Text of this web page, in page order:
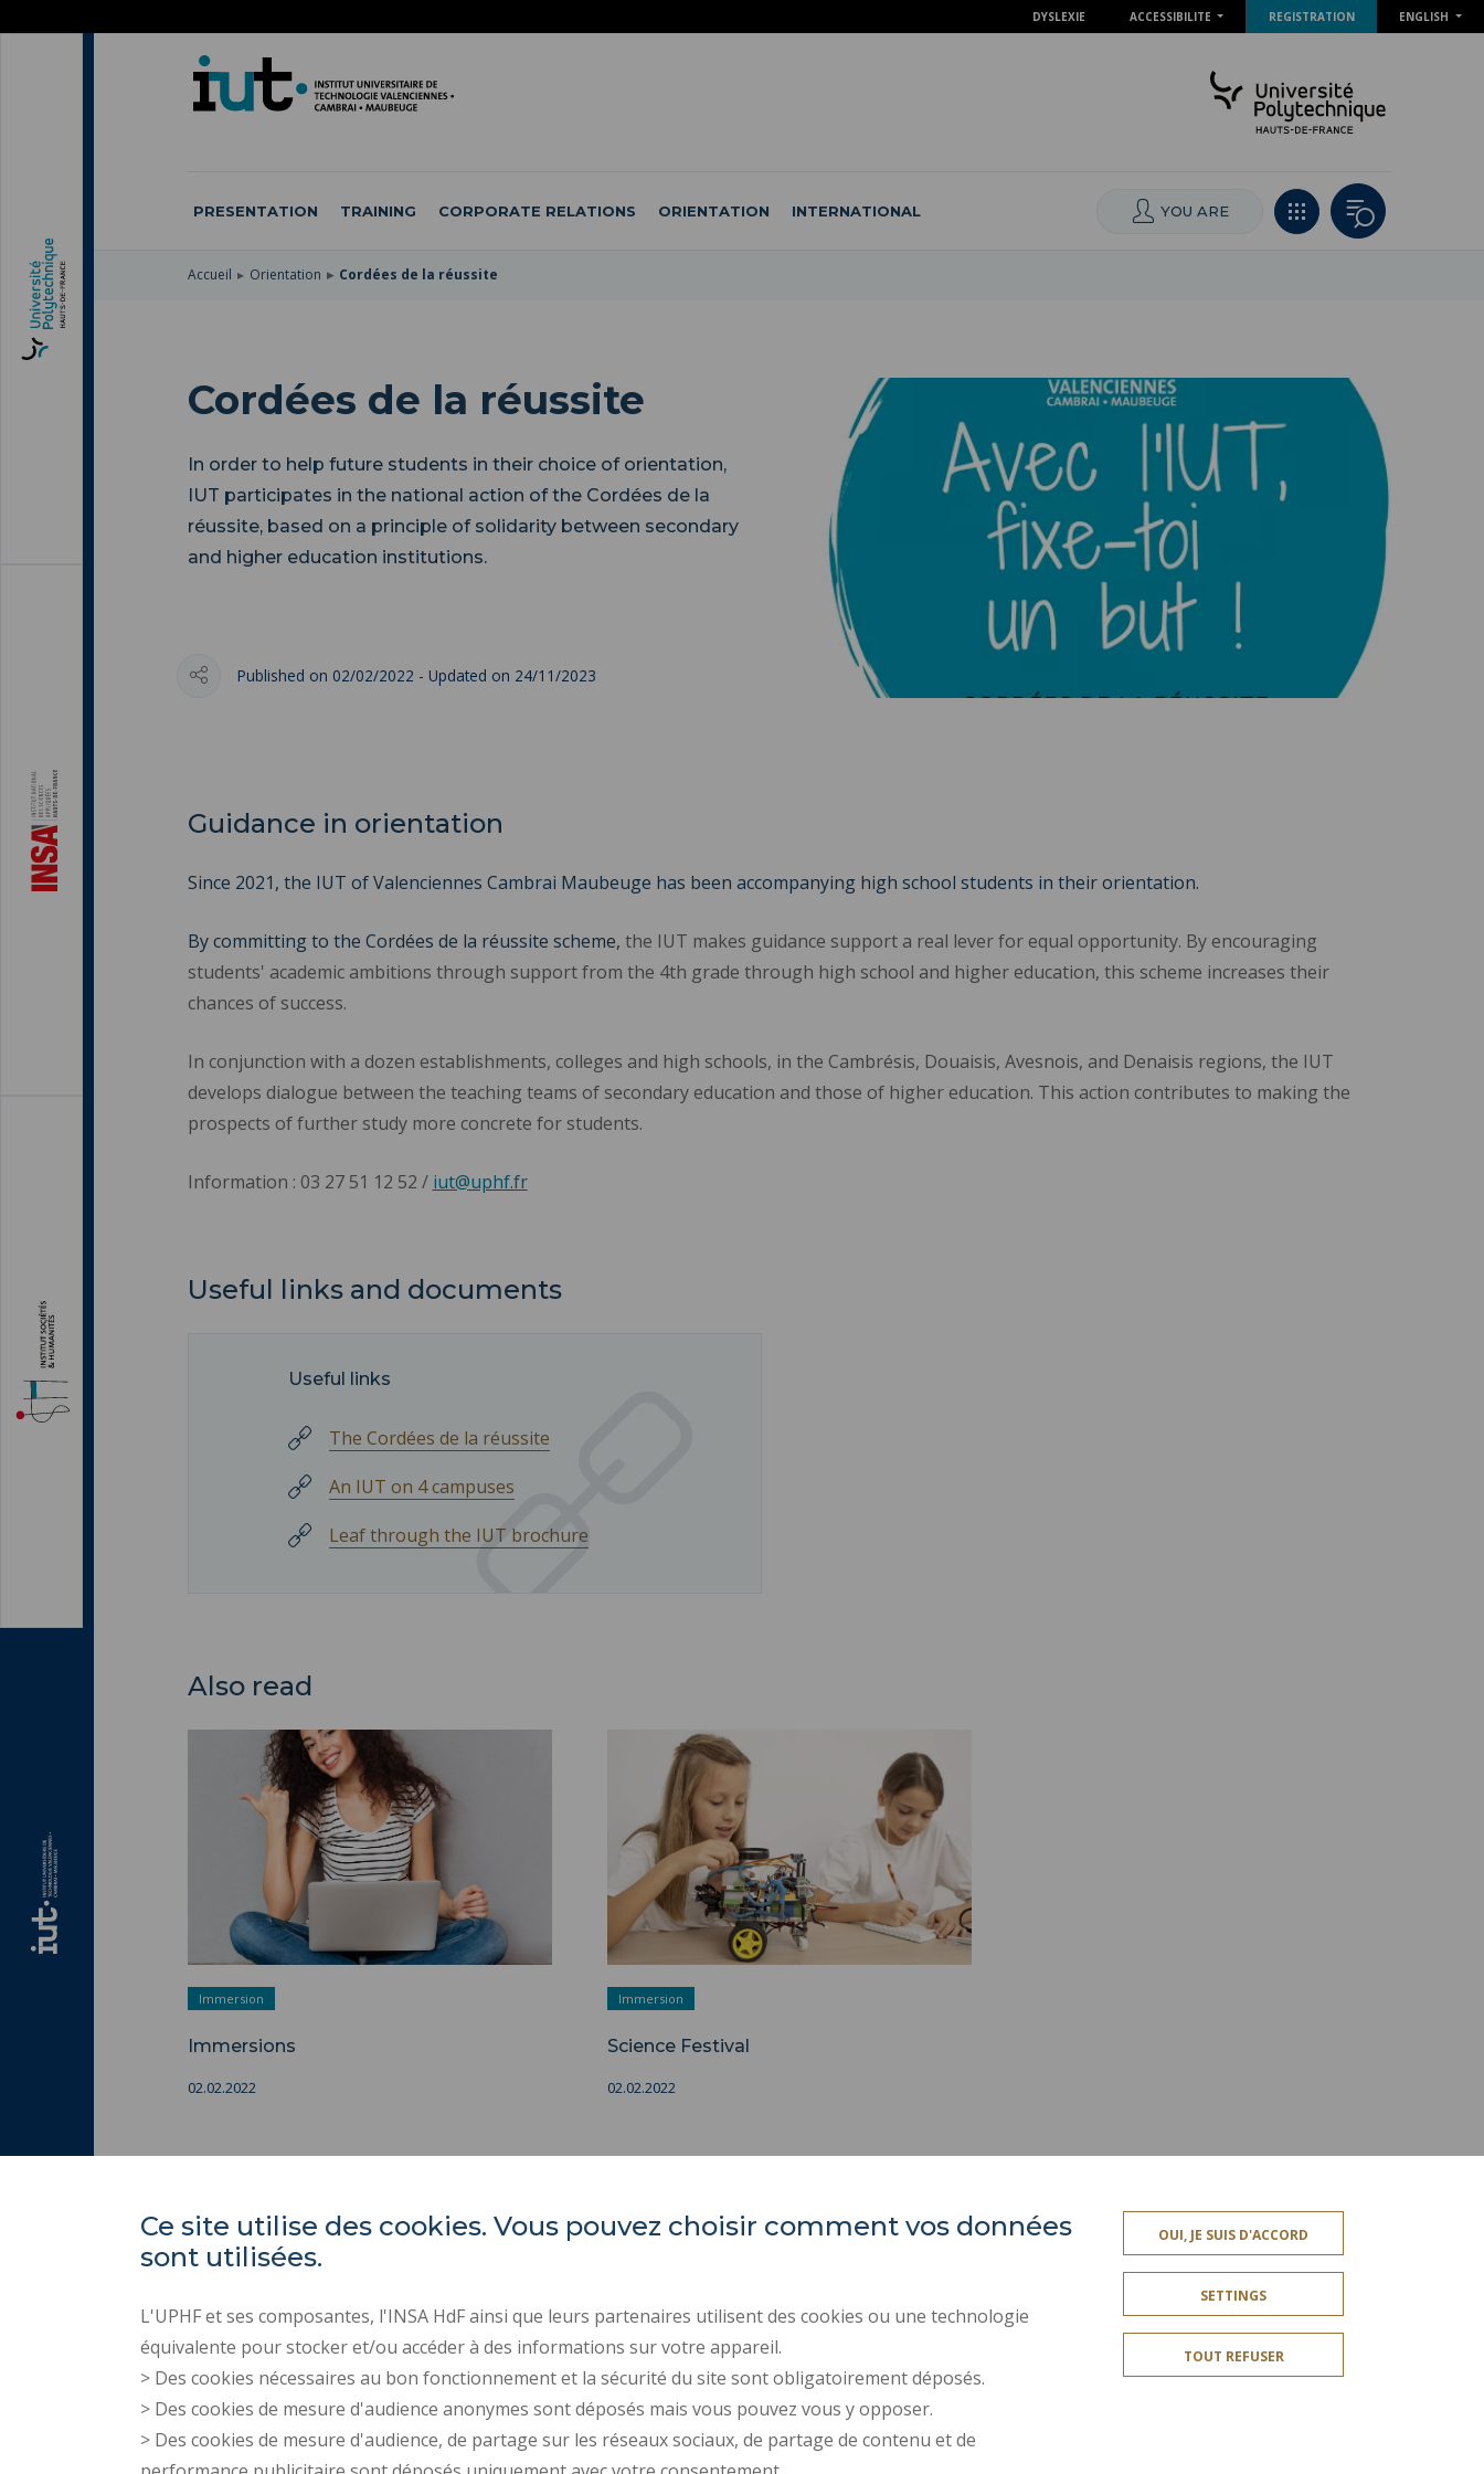
DYSLEXIE ACCESSIBILITE REGISTRATION ENGLISH
PRESENTATION TRAINING CORPORATE RELATIONS ORIENTATION INTERNATIONAL YOU ARE
Accueil Orientation Cordées de la réussite
Cordées de la réussite
In order to help future students in their choice of orientation,
IUT participates in the national action of the Cordées de la
réussite, based on a principle of solidarity between secondary
and higher education institutions.
Published on 02/02/2022 - Updated on 24/11/2023
Guidance in orientation
Since 2021, the IUT of Valenciennes Cambrai Maubeuge has been accompanying high school students in their orientation.
By committing to the Cordées de la réussite scheme, the IUT makes guidance support a real lever for equal opportunity. By encouraging
students' academic ambitions through support from the 4th grade through high school and higher education, this scheme increases their
chances of success.
In conjunction with a dozen establishments, colleges and high schools, in the Cambrésis, Douaisis, Avesnois, and Denaisis regions, the IUT
develops dialogue between the teaching teams of secondary education and those of higher education. This action contributes to making the
prospects of further study more concrete for students.
Information : 03 27 51 12 52 / iut@uphf.fr
Useful links and documents
Useful links
The Cordées de la réussite
An IUT on 4 campuses
Leaf through the IUT brochure
Also read
Immersions ">
Immersion
Immersions
02.02.2022
Science Festival ">
Immersion
Science Festival
02.02.2022
Campus Mont Houy
. 59313 Valenciennes cedex 9
LEGAL INFORMATION
CREDITS
RECRUITMENTS SITE MAP
PERSONAL DATA
COOKIE MANAGEMENT
Ce site utilise des cookies. Vous pouvez choisir comment vos données
sont utilisées.
L'UPHF et ses composantes, l'INSA HdF ainsi que leurs partenaires utilisent des cookies ou une technologie
équivalente pour stocker et/ou accéder à des informations sur votre appareil.
> Des cookies nécessaires au bon fonctionnement et la sécurité du site sont obligatoirement déposés.
> Des cookies de mesure d'audience anonymes sont déposés mais vous pouvez vous y opposer.
> Des cookies de mesure d'audience, de partage sur les réseaux sociaux, de partage de contenu et de
OUI, JE SUIS D'ACCORD
SETTINGS
TOUT REFUSER